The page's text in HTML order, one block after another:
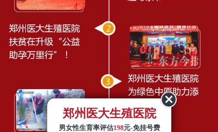
郑州医大生殖医院
男女性生育率评估198元-免挂号费